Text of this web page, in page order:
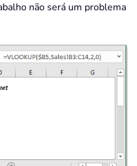
não será um problema